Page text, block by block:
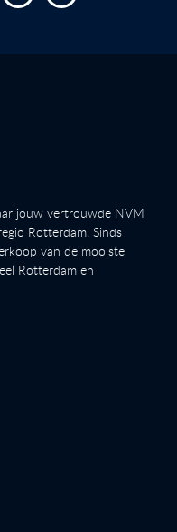
jouw vertrouwde NVM
Rotterdam. Sinds
van de mooiste
Rotterdam en